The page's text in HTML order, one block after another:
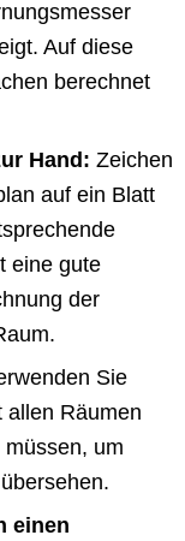
Auf diese
berechnet
Hand: Zeichen
auf ein Blatt
eine gute
der
Sie
allen Räumen
um
einen